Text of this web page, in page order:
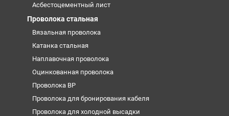
Асбестоцементный лист
Проволока стальная
Вязальная проволока
Катанка стальная
Наплавочная проволока
Оцинкованная проволока
Проволока ВР
Проволока для бронирования кабеля
Проволока для холодной высадки